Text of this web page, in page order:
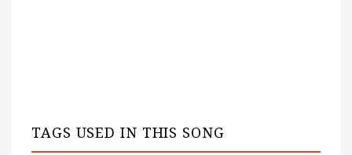
TAGS USED IN THIS SONG